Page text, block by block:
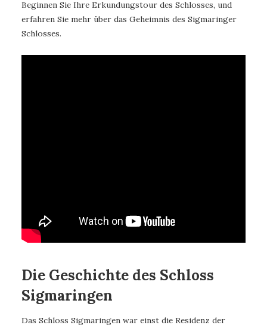
Beginnen Sie Ihre Erkundungstour des Schlosses, und
erfahren Sie mehr über das Geheimnis des Sigmaringer
Schlosses.
Die Geschichte des Schloss
Sigmaringen
Das Schloss Sigmaringen war einst die Residenz der